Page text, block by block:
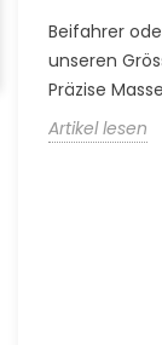
Beifahrer
unseren
Präzise
Artikel lesen